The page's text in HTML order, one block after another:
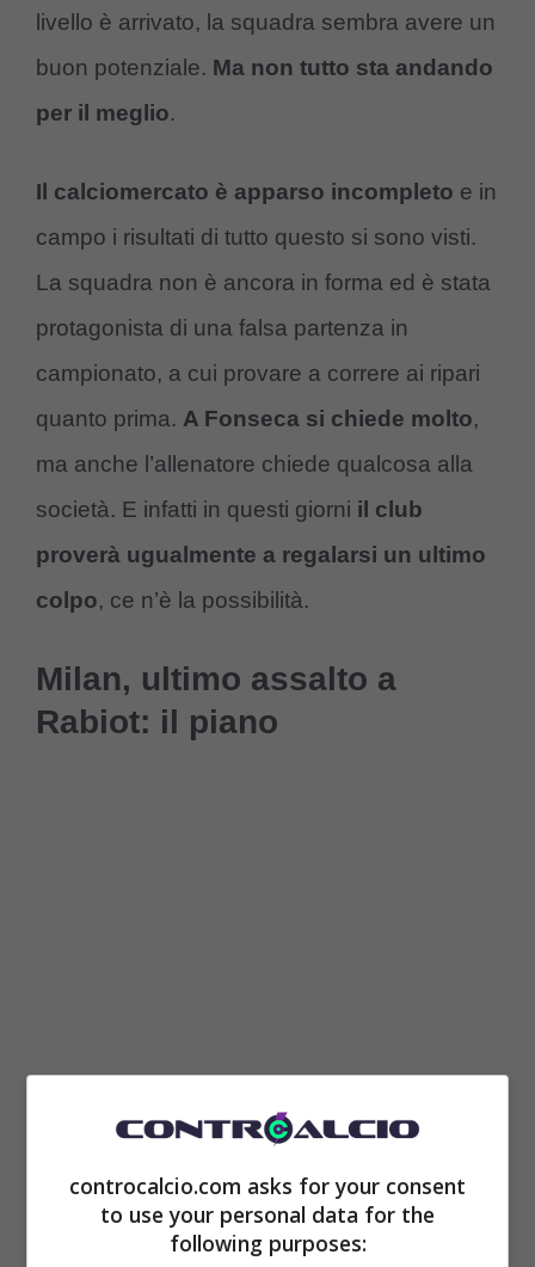
livello è arrivato, la squadra sembra avere un
buon potenziale. Ma non tutto sta andando
per il meglio.
Il calciomercato è apparso incompleto e in
campo i risultati di tutto questo si sono visti.
La squadra non è ancora in forma ed è stata
protagonista di una falsa partenza in
campionato, a cui provare a correre ai ripari
quanto prima. A Fonseca si chiede molto,
ma anche l’allenatore chiede qualcosa alla
società. E infatti in questi giorni il club
proverà ugualmente a regalarsi un ultimo
colpo, ce n’è la possibilità.
Milan, ultimo assalto a
Rabiot: il piano
La lacuna principale in questo momento è a
centrocampo, dove è arrivato Fofana, ma
non si è riusciti a mettere a segno il colpo
non potendo contare sulla
controcalcio.com asks for your consent
to use your personal data for the
following purposes: